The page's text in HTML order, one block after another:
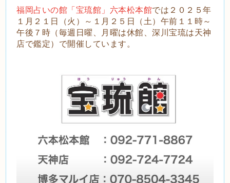
福岡占いの館「宝琉館」六本松本館では２０２５年
１月２１日（火）～１月２５日（土）午前１１時～
午後７時（毎週日曜、月曜は休館、深川宝琉は天神
店で鑑定）で開催しています。